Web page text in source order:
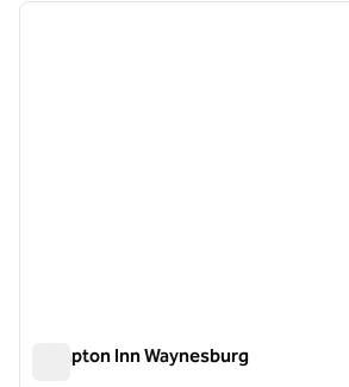
1 av 12
Hampton Inn Waynesburg